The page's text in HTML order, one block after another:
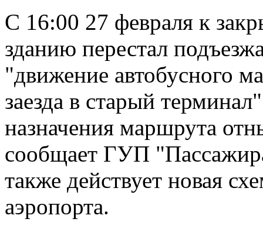
С 16:00 27 февраля к
зданию перестал
"движение автобусного
заезда в старый
назначения маршрута
сообщает ГУП
также действует новая
аэропорта.